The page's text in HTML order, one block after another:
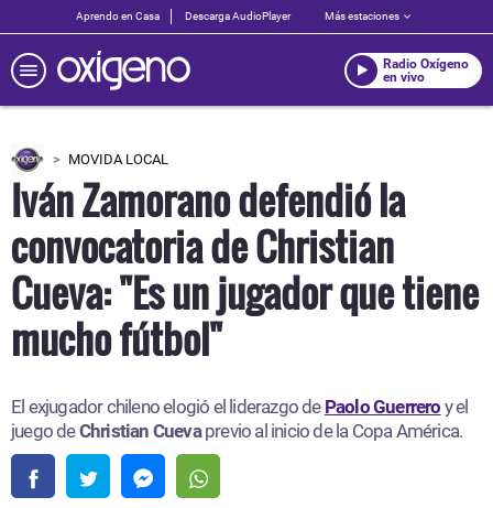
Aprendo en Casa Descarga AudioPlayer Más estaciones
Radio Oxígeno
en vivo
MOVIDA LOCAL
Iván Zamorano defendió la
convocatoria de Christian
Cueva: "Es un jugador que tiene
mucho fútbol"
El exjugador chileno elogió el liderazgo de Paolo Guerrero y el
juego deChristian Cueva previo al inicio de la Copa América.